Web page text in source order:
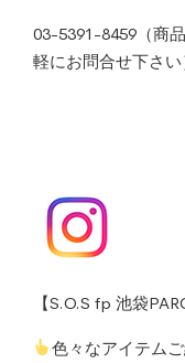
03-5391-8459（商
軽にお問合せ下さい
【S.O.S fp 池袋
色々なアイテム